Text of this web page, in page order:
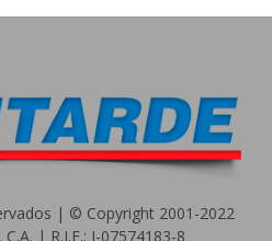
| © Copyright 2001-2022
| R.I.F.: J-07574183-8